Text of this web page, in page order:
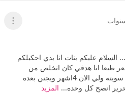
عرض
السلام عليكم بنات انا بدي احكيلكم
طبعا انا هدفي كان اتخلص من
السشوار لاكن الحمدلله انه يجنن سويته ولي الان 4اشهر ويجنن بعده
انصح كل وحده... المزيد